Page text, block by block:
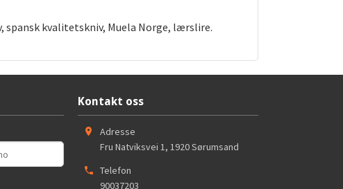
spansk kvalitetskniv, Muela Norge, lærslire.
Kontakt oss
Adresse
Fru Natviksvei 1, 1920Sørumsand
Telefon
90037203